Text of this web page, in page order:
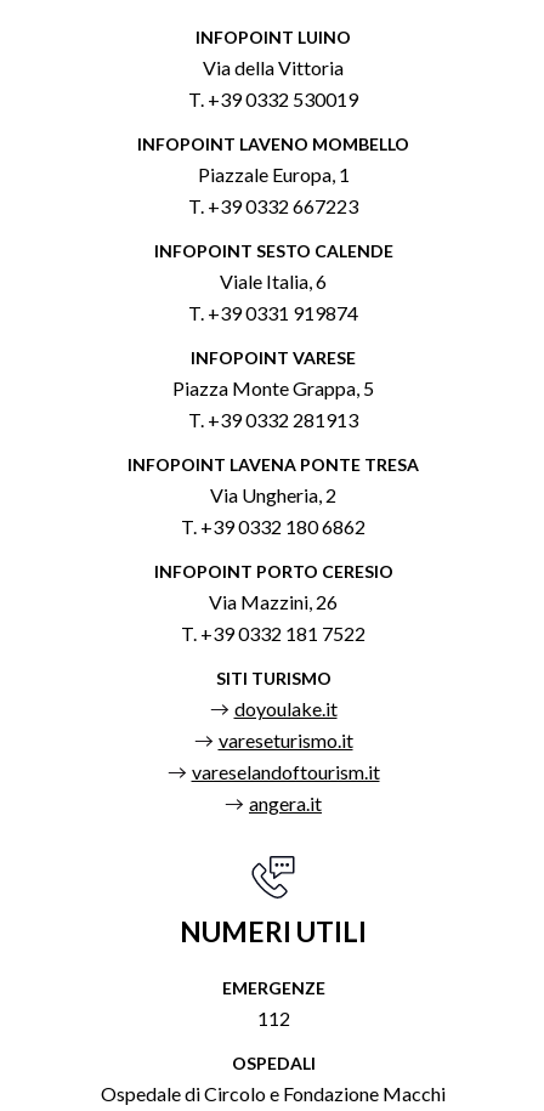
INFOPOINT LUINO
Via della Vittoria
T. +39 0332 530019
INFOPOINT LAVENO MOMBELLO
Piazzale Europa, 1
T. +39 0332 667223
INFOPOINT SESTO CALENDE
Viale Italia, 6
T. +39 0331 919874
INFOPOINT VARESE
Piazza Monte Grappa, 5
T. +39 0332 281913
INFOPOINT LAVENA PONTE TRESA
Via Ungheria, 2
T. +39 0332 180 6862
INFOPOINT PORTO CERESIO
Via Mazzini, 26
T. +39 0332 181 7522
SITI TURISMO
doyoulake.it
vareseturismo.it
vareselandoftourism.it
angera.it
NUMERI UTILI
EMERGENZE
112
OSPEDALI
Ospedale di Circolo e Fondazione Macchi